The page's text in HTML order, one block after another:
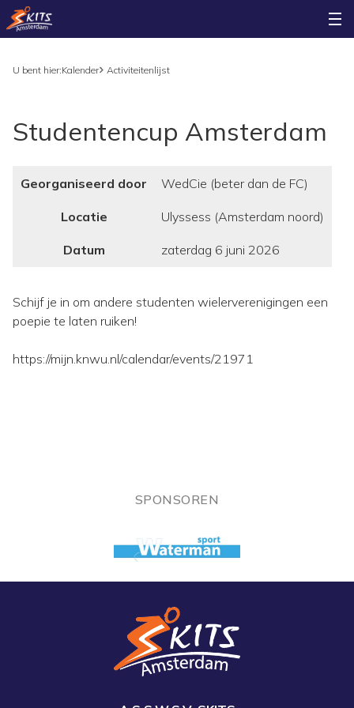
U bent hier:Kalender Activiteitenlijst
Studentencup Amsterdam
Georganiseerd door WedCie (beter dan de FC)
Locatie Ulyssess (Amsterdam noord)
Datum zaterdag 6 juni 2026
Schijf je in om andere studenten wielerverenigingen een
poepie te laten ruiken!
https://mijn.knwu.nl/calendar/events/21971
SPONSOREN